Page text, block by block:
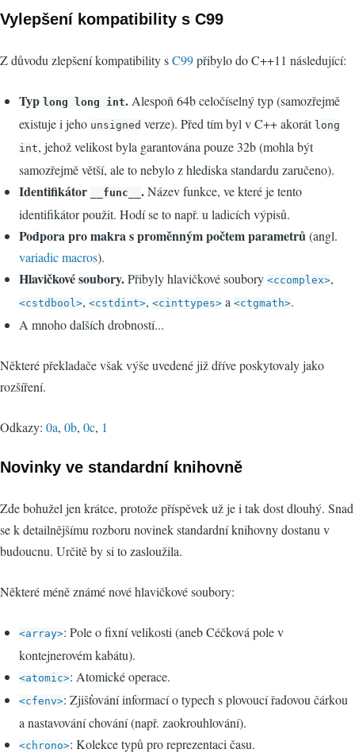
Vylepšení kompatibility s C99
Z důvodu zlepšení kompatibility sC99přibylo do C++11 následující:
Typ long long int. Alespoň 64b celočíselný typ (samozřejmě
existuje i jeho unsigned verze). Před tím byl v C++ akorát long
int, jehož velikost byla garantována pouze 32b (mohla být
samozřejmě větší, ale to nebylo z hlediska standardu zaručeno).
Identifikátor __func__ .Název funkce, ve které je tento
identifikátor použit. Hodí se to např. u ladicích výpisů.
Podpora pro makra s proměnným počtem parametrů(angl.
variadic macros).
Hlavičkové soubory.Přibyly hlavičkové soubory <ccomplex>,
<cstdbool>, <cstdint>, <cinttypes> a <ctgmath>.
A mnoho dalších drobností...
Některé překladače však výše uvedené již dříve poskytovaly jako
rozšíření.
Odkazy: 0a, 0b, 0c, 1
Novinky ve standardní knihovně
Zde bohužel jen krátce, protože příspěvek už je i tak dost dlouhý. Snad
se k detailnějšímu rozboru novinek standardní knihovny dostanu v
budoucnu. Určitě by si to zasloužila.
Některé méně známé nové hlavičkové soubory:
<array>: Pole o fixní velikosti (aneb Céčková pole v
kontejnerovém kabátu).
<atomic>: Atomické operace.
<cfenv>: Zjišťování informací o typech s plovoucí řadovou čárkou
a nastavování chování (např. zaokrouhlování).
<chrono>: Kolekce typů pro reprezentaci času.